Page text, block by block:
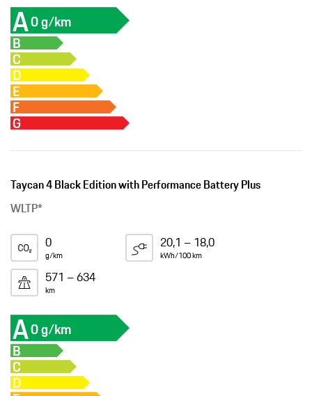
A0 g/km
B
C
D
E
F
G
Taycan 4 Black Edition with Performance Battery Plus
WLTP*
0
g/km
20,1 – 18,0
kWh/100 km
571 – 634
km
A0 g/km
B
C
D